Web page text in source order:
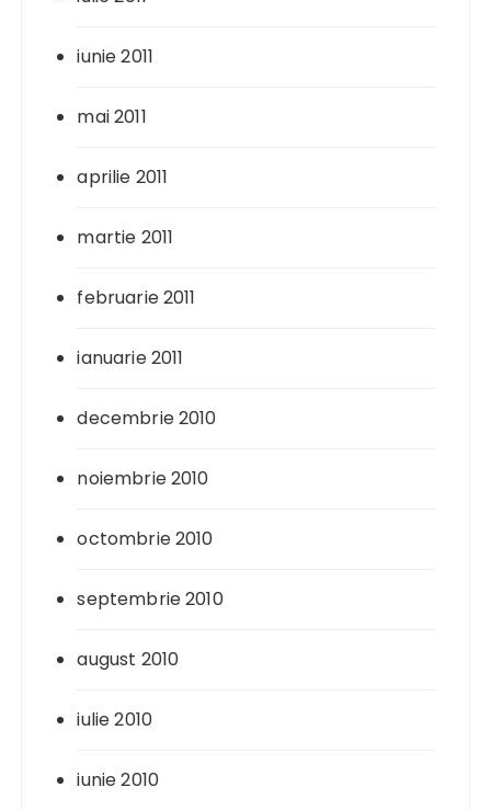
iunie 2011
mai 2011
aprilie 2011
martie 2011
februarie 2011
ianuarie 2011
decembrie 2010
noiembrie 2010
octombrie 2010
septembrie 2010
august 2010
iulie 2010
iunie 2010